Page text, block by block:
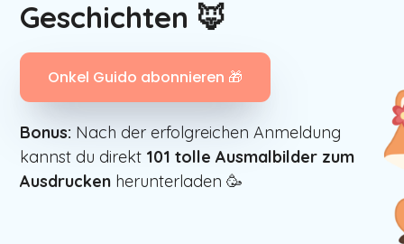
Geschichten 🦊
Onkel Guido abonnieren 🎁
Bonus: Nach der erfolgreichen Anmeldung
kannst du direkt 101 tolle Ausmalbilder zum
Ausdrucken herunterladen 🥳